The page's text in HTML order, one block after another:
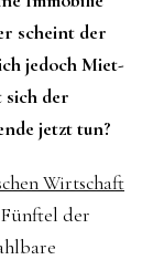
scheint der
jedoch Miet-
der
jetzt tun?
Wirtschaft
der